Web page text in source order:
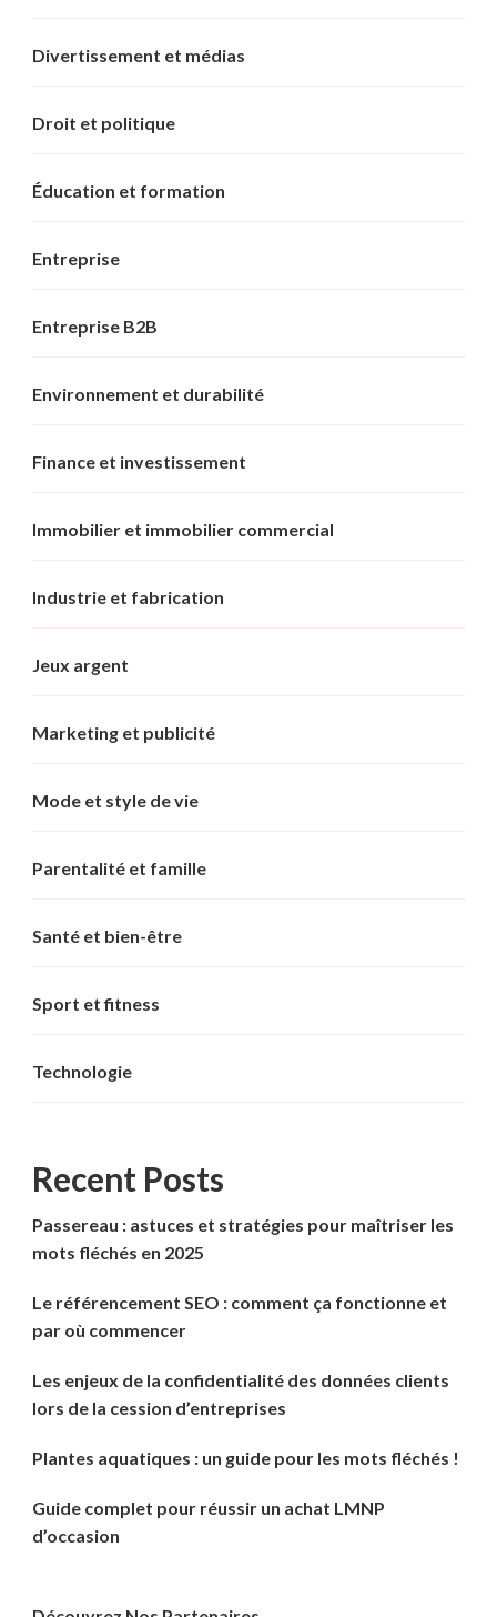
Divertissement et médias
Droit et politique
Éducation et formation
Entreprise
Entreprise B2B
Environnement et durabilité
Finance et investissement
Immobilier et immobilier commercial
Industrie et fabrication
Jeux argent
Marketing et publicité
Mode et style de vie
Parentalité et famille
Santé et bien-être
Sport et fitness
Technologie
Recent Posts
Passereau : astuces et stratégies pour maîtriser les
mots fléchés en 2025
Le référencement SEO : comment ça fonctionne et
par où commencer
Les enjeux de la confidentialité des données clients
lors de la cession d’entreprises
Plantes aquatiques : un guide pour les mots fléchés !
Guide complet pour réussir un achat LMNP
d’occasion